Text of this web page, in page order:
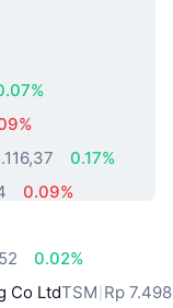
0.17%
0.09%
0.02%
Co LtdTSM Rp